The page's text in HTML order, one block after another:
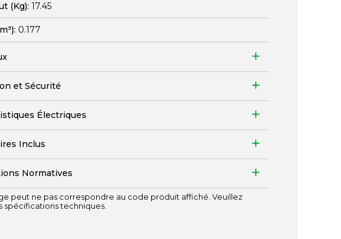
(Kg): 17.45
0.177
et Sécurité
Électriques
Inclus
Normatives
peut ne pas correspondre au code produit affiché. Veuillez
spécifications techniques.